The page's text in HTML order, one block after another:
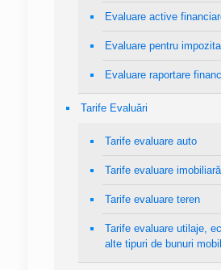
Evaluare active
Evaluare pentru
Evaluare raportare
Tarife Evaluări
Tarife evaluare auto
Tarife evaluare imobiliară
Tarife evaluare teren
Tarife evaluare utilaje,
alte tipuri de bunuri